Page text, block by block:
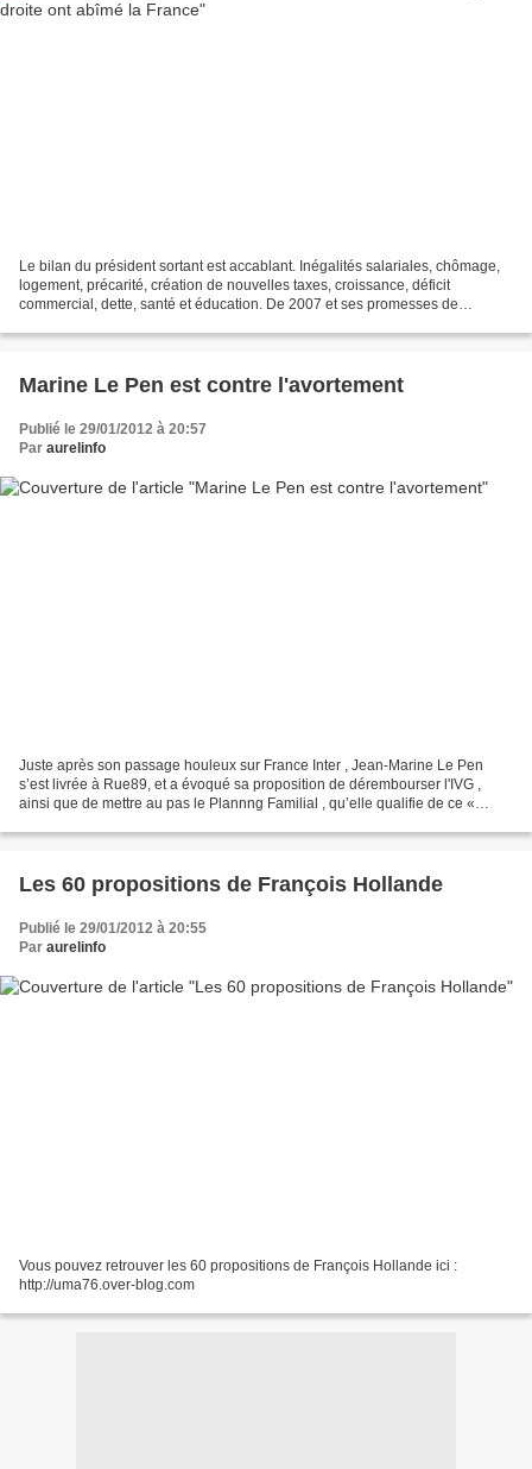
Le bilan du président sortant est accablant. Inégalités salariales, chômage,
logement, précarité, création de nouvelles taxes, croissance, déficit
commercial, dette, santé et éducation. De 2007 et ses promesses de
Marine Le Pen est contre l'avortement
Publié le 29/01/2012 à 20:57
Par aurelinfo
Juste après son passage houleux sur France Inter , Jean-Marine Le Pen
s’est livrée à Rue89, et a évoqué sa proposition de dérembourser l'IVG ,
ainsi que de mettre au pas le Plannng Familial , qu’elle qualifie de ce «
Les 60 propositions de François Hollande
Publié le 29/01/2012 à 20:55
Par aurelinfo
Vous pouvez retrouver les 60 propositions de François Hollande ici :
http://uma76.over-blog.com